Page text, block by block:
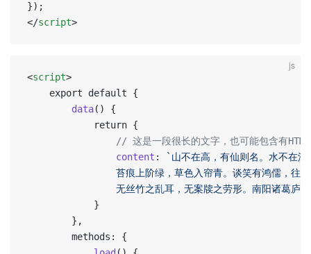
});
</script>
js
<script>
	export default {
		data
() {
			return {
// 这是一段很长的文字，也可能包含有
				content
:
`山不在高，有仙则名。水不在
苔痕上阶绿，草色入帘青。谈笑有鸿儒，
无丝竹之乱耳，无案牍之劳形。南阳诸葛
			}
		},
		methods: {